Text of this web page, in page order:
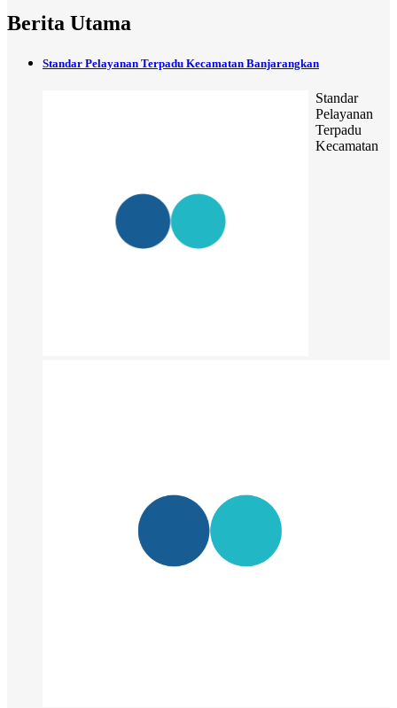
Berita Utama
Standar Pelayanan Terpadu Kecamatan Banjarangkan
Standar
Pelayanan
Terpadu
Kecamatan